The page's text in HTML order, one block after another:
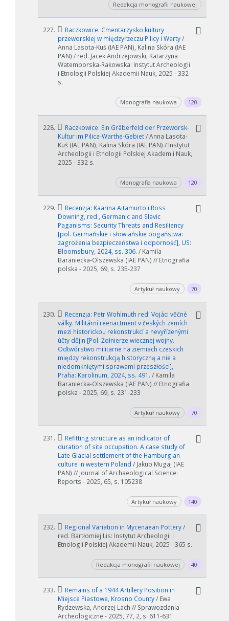
Redakcja monografii naukowej
227.
Raczkowice. Cmentarzysko kultury
przeworskiej w międzyrzeczu Pilicy i Warty/
Anna Lasota-Kuś (IAE PAN), Kalina Skóra (IAE
PAN) / red. Jacek Andrzejowski, Katarzyna
Watemborska-Rakowska: Instytut Archeologii
i Etnologii Polskiej Akademii Nauk, 2025 - 332
s.
Monografia naukowa 120
228.
Raczkowice. Ein Gräberfeld der Przeworsk-
Kultur im Pilica-Warthe-Gebiet/ Anna Lasota-
Kuś (IAE PAN), Kalina Skóra (IAE PAN) / Instytut
Archeologii i Etnologii Polskiej Akademii Nauk,
2025 - 332 s.
Monografia naukowa 120
229.
Recenzja: Kaarina Aitamurto i Ross
Downing, red., Germanic and Slavic
Paganisms: Security Threats and Resiliency
[pol. Germańskie i słowiańskie pogaństwa:
zagrożenia bezpieczeństwa i odporność], US:
Bloomsbury, 2024, ss. 306. / Kamila
Baraniecka-Olszewska (IAE PAN) // Etnografia
polska - 2025, 69, s. 235-237
Artykuł naukowy 70
230.
Recenzja: Petr Wohlmuth red. Vojáci věčné
války. Militární reenactment v českých zemích
mezi historickou rekonstrukcí a nevyřízenými
účty dějin [Pol. Żołnierze wiecznej wojny.
Odtwórstwo militarne na ziemiach czeskich
między rekonstrukcją historyczną a nie a
niedomkniętymi sprawami przeszłości],
Praha: Karolinum, 2024, ss. 491. / Kamila
Baraniecka-Olszewska (IAE PAN) // Etnografia
polska - 2025, 69, s. 231-233
Artykuł naukowy 70
231.
Refitting structure as an indicator of
duration of site occupation. A case study of
Late Glacial settlement of the Hamburgian
culture in western Poland / Jakub Mugaj (IAE
PAN) // Journal of Archaeological Science:
Reports - 2025, 65, s. 105238
Artykuł naukowy 140
232. Regional Variation in Mycenaean Pottery/
red. Bartłomiej Lis: Instytut Archeologii i
Etnologii Polskiej Akademii Nauk, 2025 - 365 s.
Redakcja monografii naukowej 40
233.
Remains of a 1944 Artillery Position in
Miejsce Piastowe, Krosno County/ Ewa
Rydzewska, Andrzej Lach // Sprawozdania
Archeologiczne - 2025, 77, 2, s. 611-631